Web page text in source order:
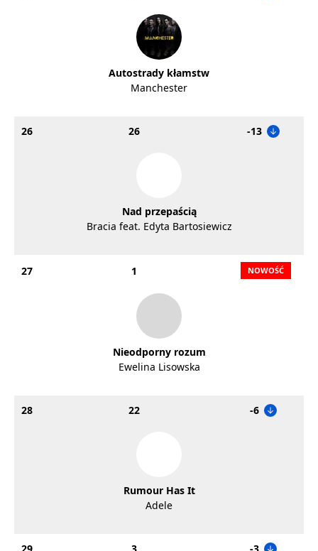
Autostrady kłamstw
Manchester
26 26 -13
Nad przepaścią
Bracia feat. Edyta Bartosiewicz
27 1
Nieodporny rozum
Ewelina Lisowska
28 22 -6
Rumour Has It
Adele